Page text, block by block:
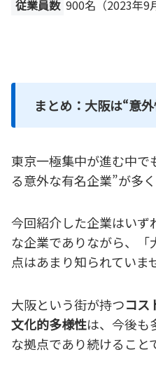
従業員数 900名（2023年9
まとめ：大阪は“意
東京一極集中が進む中で
る意外な有名企業”が多く
今回紹介した企業はいず
な企業でありながら、「
点はあまり知られていま
大阪という街が持つコス
文化的多様性は、今後も
な拠点であり続けること